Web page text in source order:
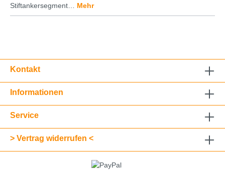
Stiftankersegment… Mehr
Kontakt
Informationen
Service
> Vertrag widerrufen <